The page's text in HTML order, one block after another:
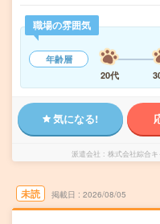
職場の雰囲気
年齢層
20代
気になる!
派遣会社 株式会社綜合
未読 掲載日 2026/08/05